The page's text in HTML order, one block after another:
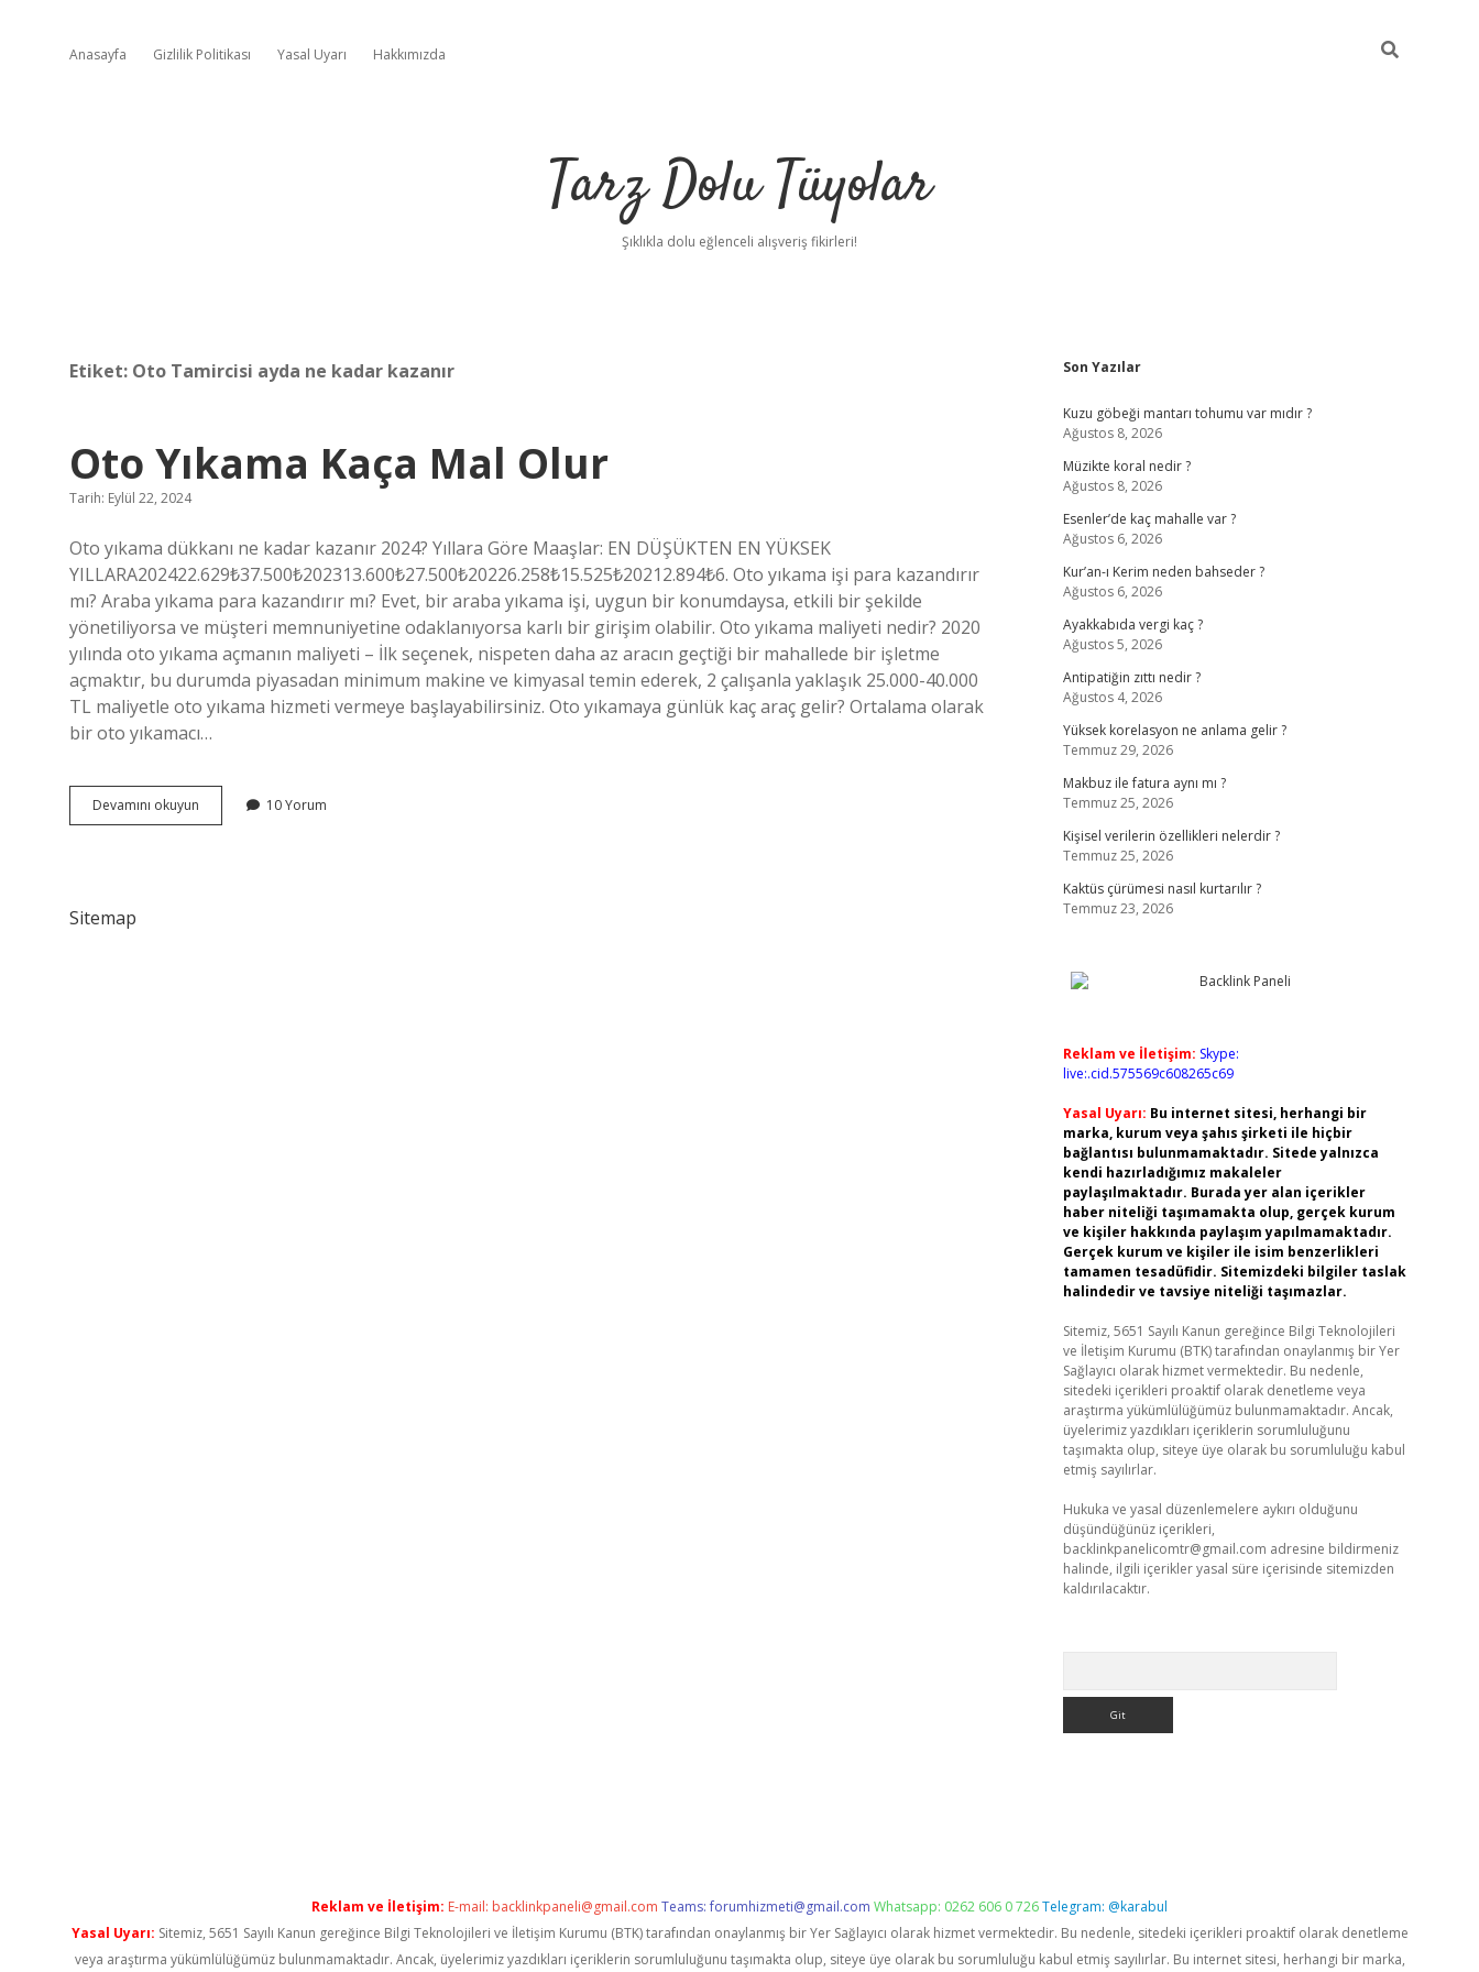
Anasayfa Gizlilik Politikası Yasal Uyarı Hakkımızda
Tarz Dolu Tüyolar
Şıklıkla dolu eğlenceli alışveriş fikirleri!
Etiket: Oto Tamircisi ayda ne kadar kazanır
Oto Yıkama Kaça Mal Olur
Tarih: Eylül 22, 2024
Oto yıkama dükkanı ne kadar kazanır 2024? Yıllara Göre Maaşlar: EN DÜŞÜKTEN EN YÜKSEK
YILLARA202422.629₺37.500₺202313.600₺27.500₺20226.258₺15.525₺20212.894₺6. Oto yıkama işi para kazandırır
mı? Araba yıkama para kazandırır mı? Evet, bir araba yıkama işi, uygun bir konumdaysa, etkili bir şekilde
yönetiliyorsa ve müşteri memnuniyetine odaklanıyorsa karlı bir girişim olabilir. Oto yıkama maliyeti nedir? 2020
yılında oto yıkama açmanın maliyeti – İlk seçenek, nispeten daha az aracın geçtiği bir mahallede bir işletme
açmaktır, bu durumda piyasadan minimum makine ve kimyasal temin ederek, 2 çalışanla yaklaşık 25.000-40.000
TL maliyetle oto yıkama hizmeti vermeye başlayabilirsiniz. Oto yıkamaya günlük kaç araç gelir? Ortalama olarak
bir oto yıkamacı…
Devamını okuyun
Yıkama
10 Yorum
Sitemap
Sidebar
Son Yazılar
Kuzu göbeği mantarı tohumu var mıdır ?
Ağustos 8, 2026
Müzikte koral nedir ?
Ağustos 8, 2026
Esenler’de kaç mahalle var ?
Ağustos 6, 2026
Kur’an-ı Kerim neden bahseder ?
Ağustos 6, 2026
Ayakkabıda vergi kaç ?
Ağustos 5, 2026
Antipatiğin zıttı nedir ?
Ağustos 4, 2026
Yüksek korelasyon ne anlama gelir ?
Temmuz 29, 2026
Makbuz ile fatura aynı mı ?
Temmuz 25, 2026
Kişisel verilerin özellikleri nelerdir ?
Temmuz 25, 2026
Kaktüs çürümesi nasıl kurtarılır ?
Temmuz 23, 2026
Reklam ve İletişim: Skype:
live:.cid.575569c608265c69
Yasal Uyarı: Bu internet sitesi, herhangi bir
marka, kurum veya şahıs şirketi ile hiçbir
bağlantısı bulunmamaktadır. Sitede yalnızca
kendi hazırladığımız makaleler
paylaşılmaktadır. Burada yer alan içerikler
haber niteliği taşımamakta olup, gerçek kurum
ve kişiler hakkında paylaşım yapılmamaktadır.
Gerçek kurum ve kişiler ile isim benzerlikleri
tamamen tesadüfidir. Sitemizdeki bilgiler taslak
halindedir ve tavsiye niteliği taşımazlar.
Sitemiz, 5651 Sayılı Kanun gereğince Bilgi Teknolojileri
ve İletişim Kurumu (BTK) tarafından onaylanmış bir Yer
Sağlayıcı olarak hizmet vermektedir. Bu nedenle,
sitedeki içerikleri proaktif olarak denetleme veya
araştırma yükümlülüğümüz bulunmamaktadır. Ancak,
üyelerimiz yazdıkları içeriklerin sorumluluğunu
taşımakta olup, siteye üye olarak bu sorumluluğu kabul
etmiş sayılırlar.
Hukuka ve yasal düzenlemelere aykırı olduğunu
düşündüğünüz içerikleri,
backlinkpanelicomtr@gmail.com adresine bildirmeniz
halinde, ilgili içerikler yasal süre içerisinde sitemizden
kaldırılacaktır.
hiltonbetilbet giriş yap
Reklam ve İletişim: E-mail: backlinkpaneli@gmail.com Teams:forumhizmeti@gmail.com Whatsapp: 0262 606 0 726Telegram: @karabul
Yasal Uyarı: Sitemiz, 5651 Sayılı Kanun gereğince Bilgi Teknolojileri ve İletişim Kurumu (BTK) tarafından onaylanmış bir Yer Sağlayıcı olarak hizmet vermektedir. Bu nedenle, sitedeki içerikleri proaktif olarak denetleme
veya araştırma yükümlülüğümüz bulunmamaktadır. Ancak, üyelerimiz yazdıkları içeriklerin sorumluluğunu taşımakta olup, siteye üye olarak bu sorumluluğu kabul etmiş sayılırlar. Bu internet sitesi, herhangi bir marka,